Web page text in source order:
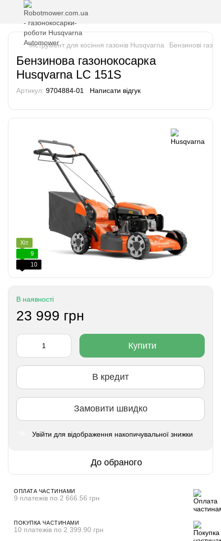
Інструмент для косіння газонів Husqvarna Бензинові
Бензинова газонокосарка
Husqvarna LC 151S
Артикул: 9704884-01 Написати відгук
Хіт
9
10
В наявності
23 999 грн
Купити
В кредит
Замовити швидко
Увійти для відображення накопичувальної знижки
До обраного
ОПЛАТА ЧАСТИНАМИ
9 платежів по 2 666.56 грн
ПОКУПКА ЧАСТИНАМИ
10 платежів по 2 399.90 грн